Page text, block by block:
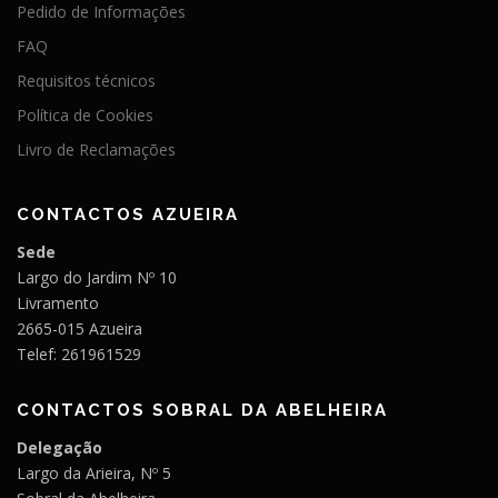
r
t
i
g
s
Pedido de Informações
FAQ
Requisitos técnicos
Política de Cookies
Livro de Reclamações
CONTACTOS AZUEIRA
Sede
Largo do Jardim Nº 10
Livramento
2665-015 Azueira
Telef: 261961529
CONTACTOS SOBRAL DA ABELHEIRA
Delegação
Largo da Arieira, Nº 5